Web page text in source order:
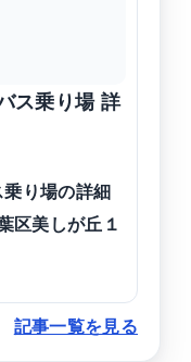
ス乗り場 詳
り場の詳細
区美しが丘１
記事一覧を見る